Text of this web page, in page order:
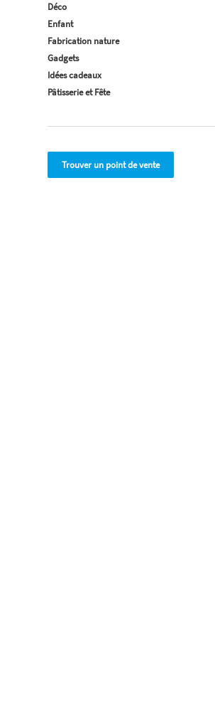
Déco
Enfant
Fabrication nature
Gadgets
Idées cadeaux
Pâtisserie et Fête
Trouver un point de vente